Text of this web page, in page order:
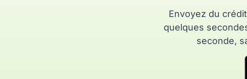
Envoyez du
quelques
seconde,